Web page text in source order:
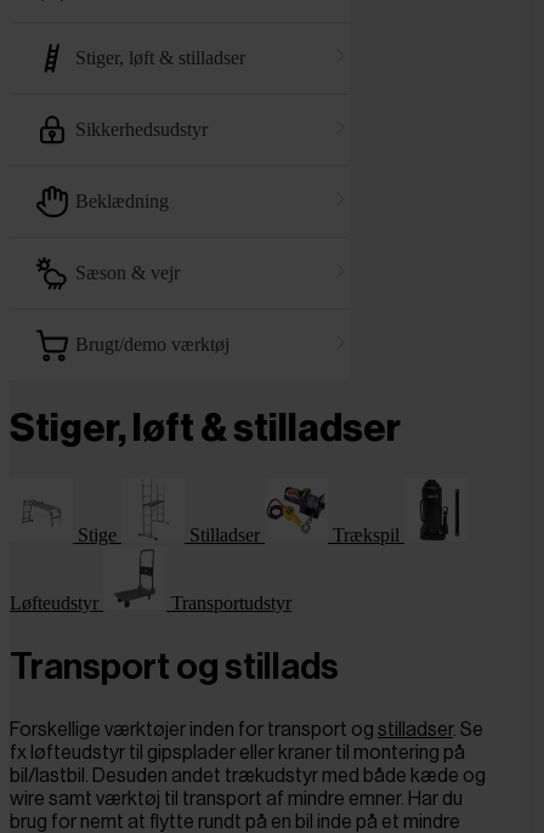
stiger, løft & stilladser
sikkerhedsudstyr
beklædning
sæson & vejr
brugt/demo værktøj
Stiger, løft & stilladser
Stige Stilladser Trækspil
Løfteudstyr Transportudstyr
Transport og stillads
Forskellige værktøjer inden for transport og stilladser. Se
fx løfteudstyr til gipsplader eller kraner til montering på
bil/lastbil. Desuden andet trækudstyr med både kæde og
wire samt værktøj til transport af mindre emner. Har du
brug for nemt at flytte rundt på en bil inde på et mindre